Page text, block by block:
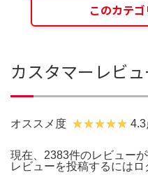
このカテ
カスタマーレビュ
オススメ度 4.3
現在、2383件のレビューが
レビューを投稿するには ロ